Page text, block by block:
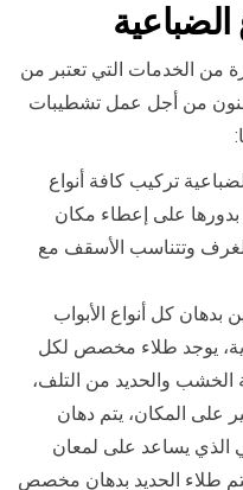
من الخدمات التي تعتبر من
من أجل عمل تشطيبات
تركيب كافة أنواع
بدورها على إعطاء مكان
وتتناسب الأسقف مع
بدهان كل أنواع الأبواب
يوجد طلاء مخصص لكل
الخشب والحديد من التلف،
على المكان، يتم دهان
الذي يساعد على لمعان
يتم طلاء الحديد بدهان مخصص